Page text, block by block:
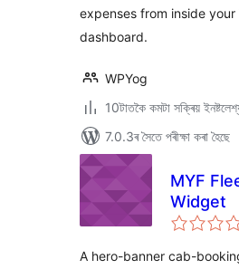
expenses from inside your
dashboard.
WPYog
10টাতকৈ কমটা সক্ৰিয়
7.0.3ৰ সৈতে পৰীক্ষা কৰা হৈছে
MYF
Widget
A hero-banner cab-